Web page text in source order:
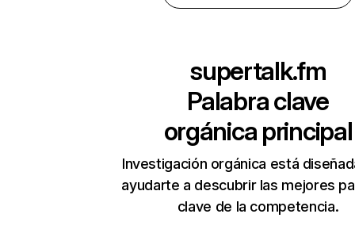
supertalk.fm
Palabra clave
orgánica principal
Investigación orgánica está
ayudarte a descubrir las mejores
clave de la competencia.